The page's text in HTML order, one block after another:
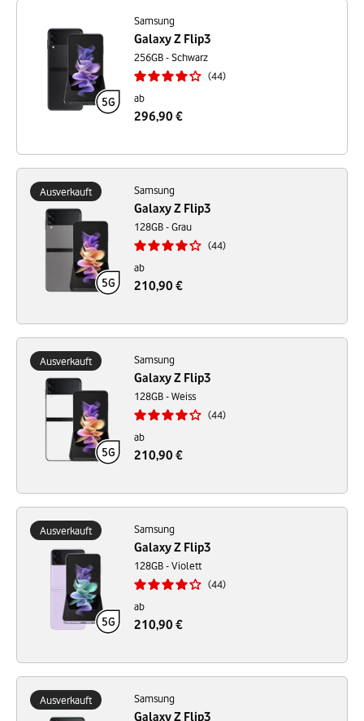
Samsung
Galaxy Z Flip3
256GB - Schwarz
44
ab
296,90 €
Ausverkauft Samsung
Galaxy Z Flip3
128GB - Grau
44
ab
210,90 €
Ausverkauft Samsung
Galaxy Z Flip3
128GB - Weiss
44
ab
210,90 €
Ausverkauft Samsung
Galaxy Z Flip3
128GB - Violett
44
ab
210,90 €
Ausverkauft Samsung
Galaxy Z Flip3